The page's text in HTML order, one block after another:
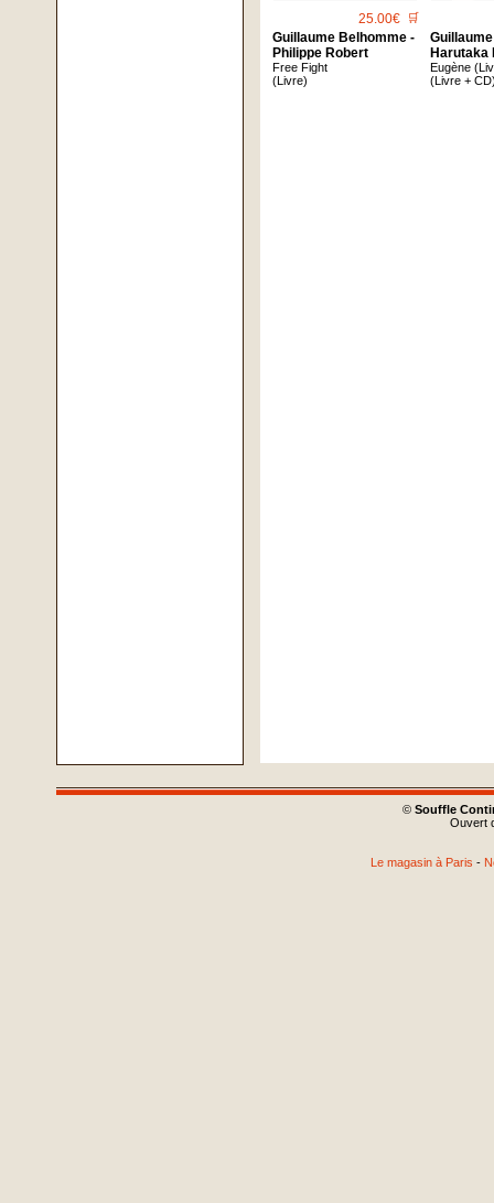
25.00€ 🛒
Guillaume Belhomme -
Philippe Robert
Free Fight
(Livre)
Harutaka
Eugène
(Livre +
© Souffle
Ouvert
Le magasin à Paris -